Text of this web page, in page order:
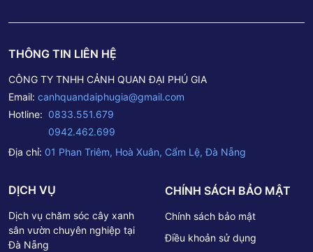
THÔNG TIN LIÊN HỆ
CÔNG TY TNHH CẢNH QUAN ĐẠI PHÚ GIA
Email: canhquandaiphugia@gmail.com
Hotline: 0833.551.679
0942.462.699
Địa chỉ: 01 Phan Triêm, Hoà Xuân, Cẩm Lệ, Đà Nẵng
DỊCH VỤ
Dịch vụ chăm sóc cây xanh
sân vườn chuyên nghiệp tại
Đà Nẵng
CHÍNH SÁCH BẢO MẬT
Chính sách bảo mật
Điều khoản sử dụng